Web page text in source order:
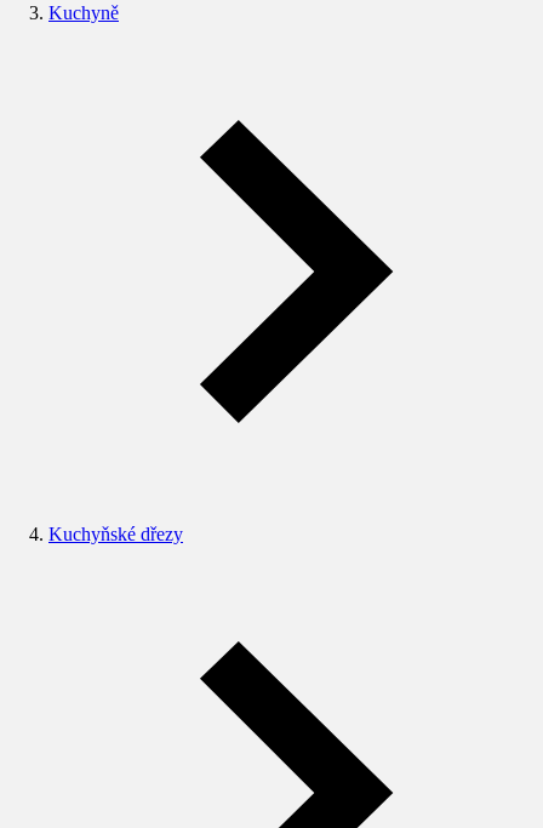
Kuchyně
Kuchyňské dřezy